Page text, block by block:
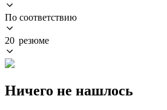
По соответствию
20 резюме
Ничего не нашлось